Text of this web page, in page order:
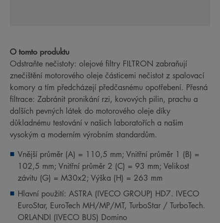
O tomto produktu
Odstraňte nečistoty: olejové filtry FILTRON zabraňují
znečištění motorového oleje částicemi nečistot z spalovací
komory a tím předcházejí předčasnému opotřebení. Přesná
filtrace: Zabránit pronikání rzi, kovových pilin, prachu a
dalších pevných látek do motorového oleje díky
důkladnému testování v našich laboratořích a našim
vysokým a moderním výrobním standardům.
Vnější průměr (A) = 110,5 mm; Vnitřní průměr 1 (B) =
102,5 mm; Vnitřní průměr 2 (C) = 93 mm; Velikost
závitu (G) = M30x2; Výška (H) = 263 mm
Hlavní použití: ASTRA (IVECO GROUP) HD7. IVECO
EuroStar, EuroTech MH/MP/MT, TurboStar / TurboTech.
ORLANDI (IVECO BUS) Domino